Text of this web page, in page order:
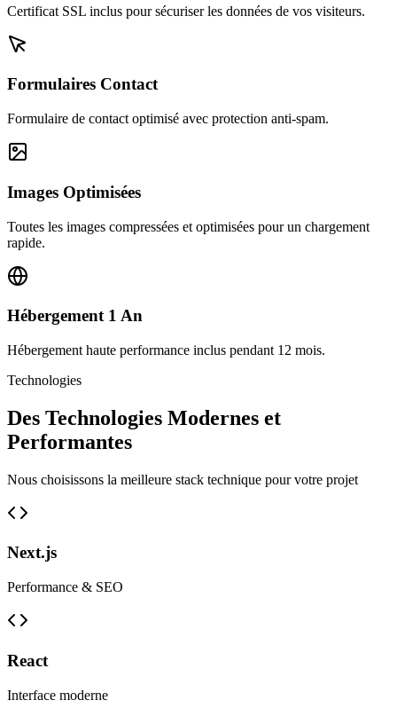
Certificat SSL inclus pour sécuriser les données de vos visiteurs.
Formulaires Contact
Formulaire de contact optimisé avec protection anti-spam.
Images Optimisées
Toutes les images compressées et optimisées pour un chargement
rapide.
Hébergement 1 An
Hébergement haute performance inclus pendant 12 mois.
Technologies
Des Technologies Modernes et
Performantes
Nous choisissons la meilleure stack technique pour votre projet
Next.js
Performance & SEO
React
Interface moderne